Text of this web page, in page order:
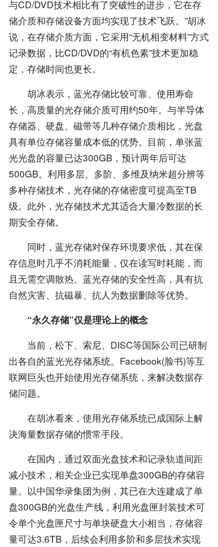
与CD/DVD技术相比有了突破性的进步，它在存
储介质和存储设备方面均实现了技术飞跃。”胡冰
说，在存储介质方面，它采用“无机相变材料”方式
记录数据，比CD/DVD的“有机色素”技术更加稳
定，存储时间也更长。
胡冰表示，蓝光存储比较可靠、使用寿命
长，高质量的光存储介质可用约50年。与半导体
存储器、硬盘、磁带等几种存储介质相比，光盘
具有单位存储容量成本低的优势。目前，单张蓝
光光盘的容量已达300GB，预计两年后可达
500GB。利用多层、多阶、多维及纳米超分辨等
多种存储技术，光存储的存储密度可提高至TB
级。此外，光存储技术尤其适合大量冷数据的长
期安全存储。
同时，蓝光存储对保存环境要求低，其在保
存信息时几乎不消耗能量，仅在读写时耗能，而
且无需空调散热。蓝光存储的安全性高，具有抗
自然灾害、抗磁暴、抗人为数据删除等优势。
“永久存储”仅是理论上的概念
当前，松下、索尼、DISC等国际公司已研制
出各自的蓝光光存储系统。Facebook(脸书)等互
联网巨头也开始使用光存储系统，来解决数据存
储问题。
在胡冰看来，使用光存储系统已成国际上解
决海量数据存储的惯常手段。
在国内，通过双面光盘技术和记录轨道间距
减小技术，相关企业已实现单盘300GB的存储容
量。以中国华录集团为例，其已在大连建成了单
盘300GB的光盘生产线，利用光盘匣封装技术可
令单个光盘匣尺寸与单块硬盘大小相当，存储容
量可达3.6TB，后续会利用多阶和多层技术实现